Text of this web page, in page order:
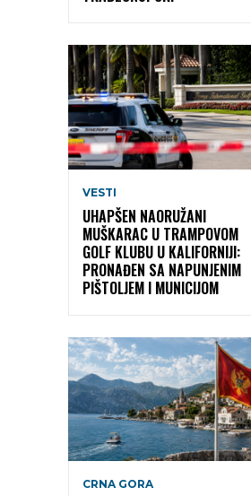
VESTI
UHAPŠEN NAORUŽANI
MUŠKARAC U TRAMPOVOM
GOLF KLUBU U KALIFORNIJI:
PRONAĐEN SA NAPUNJENIM
PIŠTOLJEM I MUNICIJOM
CRNA GORA